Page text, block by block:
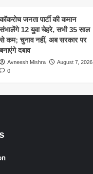
कॉकरोच जनता पार्टी की कमान
संभालेंगे 12 युवा चेहरे, सभी 35 साल
से कम; चुनाव नहीं, अब सरकार पर
बनाएंगे दबाव
Avneesh Mishra
August 7, 2026
0